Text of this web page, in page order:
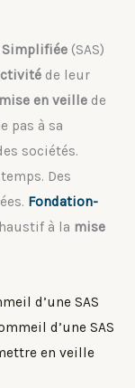
Simplifiée (SAS)
de leur
mise en veille de
pas à sa
sociétés.
Des
Fondation-
à la mise
d’une SAS
d’une SAS
en veille